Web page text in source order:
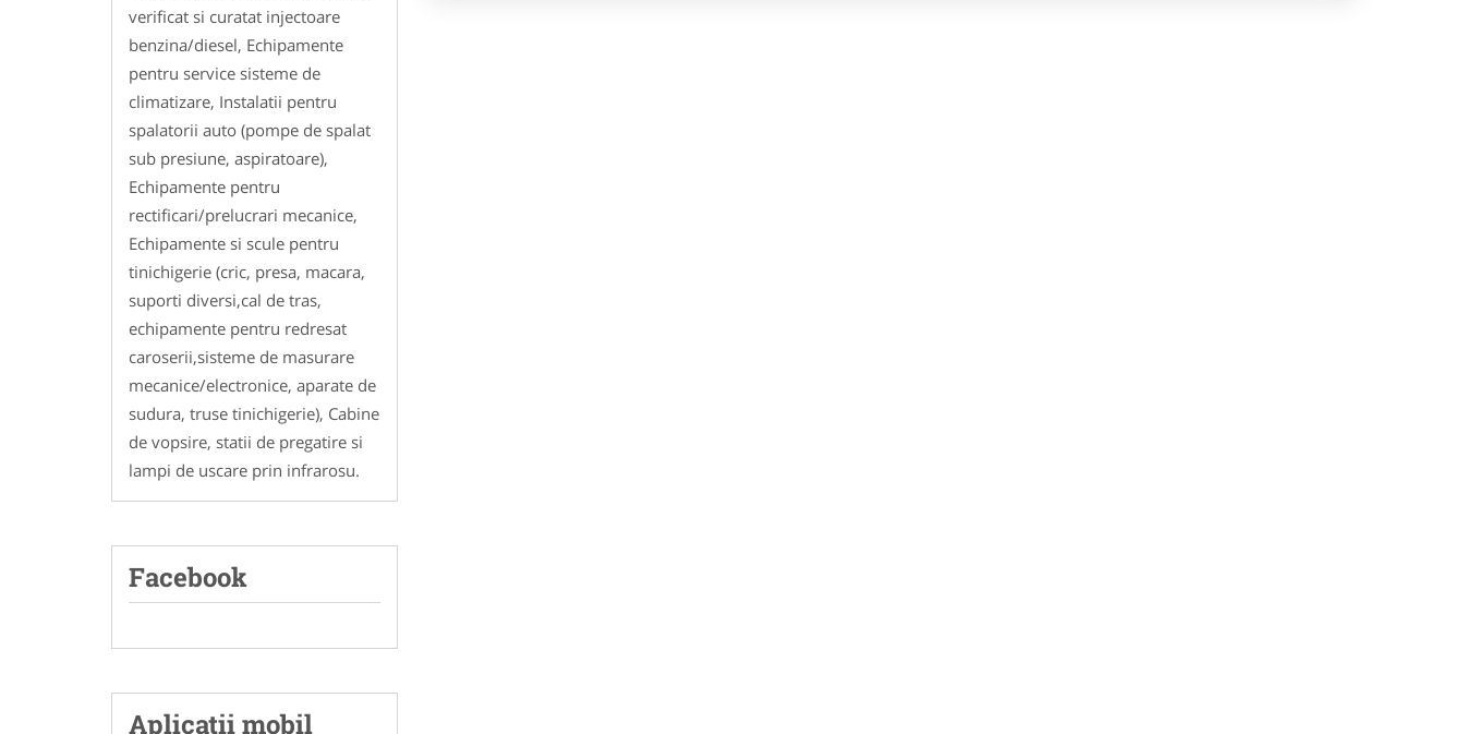
verificat si curatat injectoare
benzina/diesel, Echipamente
pentru service sisteme de
climatizare, Instalatii pentru
spalatorii auto (pompe de spalat
sub presiune, aspiratoare),
Echipamente pentru
rectificari/prelucrari mecanice,
Echipamente si scule pentru
tinichigerie (cric, presa, macara,
suporti diversi,cal de tras,
echipamente pentru redresat
caroserii,sisteme de masurare
mecanice/electronice, aparate de
sudura, truse tinichigerie), Cabine
de vopsire, statii de pregatire si
lampi de uscare prin infrarosu.
Facebook
Aplicatii mobil